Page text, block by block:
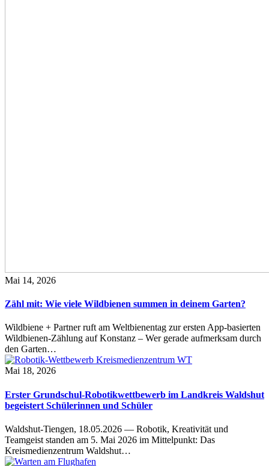
Mai 14, 2026
Zähl mit: Wie viele Wildbienen summen in deinem Garten?
Wildbiene + Partner ruft am Weltbienentag zur ersten App-basierten
Wildbienen-Zählung auf Konstanz – Wer gerade aufmerksam durch
den Garten…
Mai 18, 2026
Erster Grundschul-Robotikwettbewerb im Landkreis Waldshut
begeistert Schülerinnen und Schüler
Waldshut-Tiengen, 18.05.2026 — Robotik, Kreativität und
Teamgeist standen am 5. Mai 2026 im Mittelpunkt: Das
Kreismedienzentrum Waldshut…